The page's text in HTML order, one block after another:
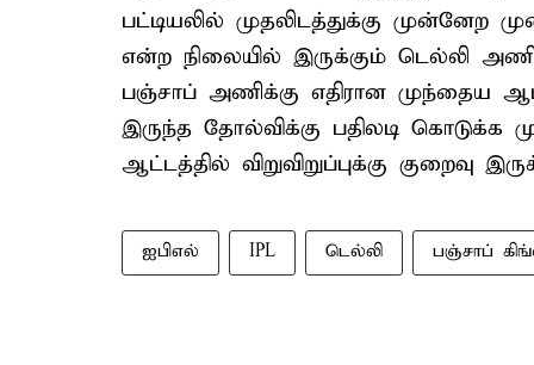
பட்டியலில் முதலிடத்துக்கு முன்னேற
என்ற நிலையில் இருக்கும் டெல்லி அணி
பஞ்சாப் அணிக்கு எதிரான முந்தைய
இருந்த தோல்விக்கு பதிலடி கொடுக்க
ஆட்டத்தில் விறுவிறுப்புக்கு குறைவு
ஐபிஎல் IPL டெல்லி பஞ்சாப்